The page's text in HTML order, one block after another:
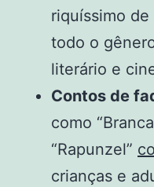
riquíssimo
todo o
literário e
Contos de
como
“Rapunzel”
crianças e